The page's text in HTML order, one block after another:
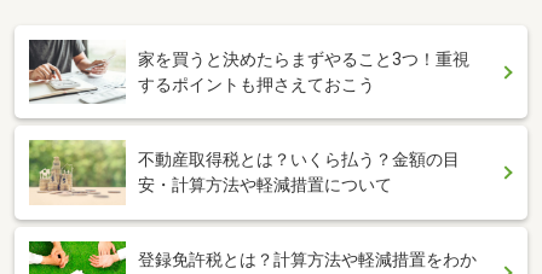
家を買うと決めたらまずやること3つ！重視
するポイントも押さえておこう
不動産取得税とは？いくら払う？金額の目
安・計算方法や軽減措置について
登録免許税とは？計算方法や軽減措置をわか